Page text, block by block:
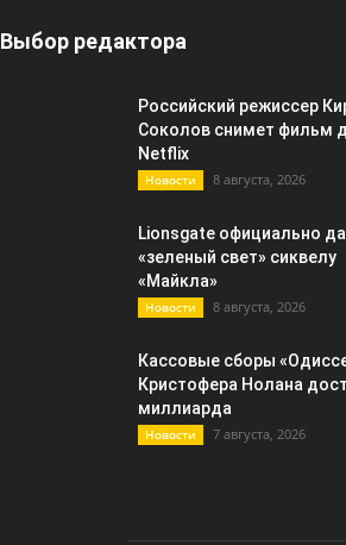
Выбор редактора
Российский режиссер
Соколов снимет фильм
Netflix
Новости 8 августа, 2026
Lionsgate официально
«зеленый свет» сиквелу
«Майкла»
Новости 8 августа, 2026
Кассовые сборы
Кристофера Нолана
миллиарда
Новости 7 августа, 2026